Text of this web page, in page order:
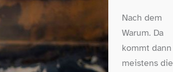
Nach dem
Warum. Da
kommt dann
meistens die